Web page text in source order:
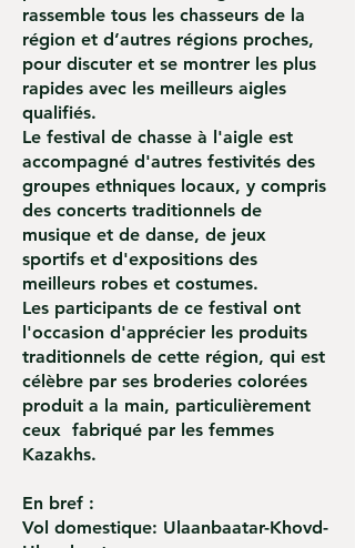
rassemble tous les chasseurs de la
région et d’autres régions proches,
pour discuter et se montrer les plus
rapides avec les meilleurs aigles
qualifiés.
Le festival de chasse à l'aigle est
accompagné d'autres festivités des
groupes ethniques locaux, y compris
des concerts traditionnels de
musique et de danse, de jeux
sportifs et d'expositions des
meilleurs robes et costumes.
Les participants de ce festival ont
l'occasion d'apprécier les produits
traditionnels de cette région, qui est
célèbre par ses broderies colorées
produit a la main, particulièrement
ceux fabriqué par les femmes
Kazakhs.
En bref :
Vol domestique: Ulaanbaatar-Khovd-